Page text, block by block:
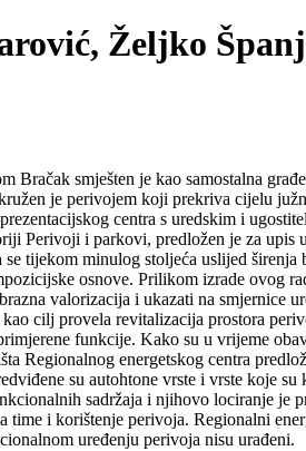
Željko
Bračak smješten je kao samostalna
je perivojem koji prekriva cijelu
centra s uredskim i
Perivoji i parkovi, predložen je za
se tijekom minulog stoljeća uslijed
osnove. Prilikom izrade ovog
valorizacija i ukazati na smjernice
cilj provela revitalizacija prostora
funkcije. Kako su u vrijeme
Regionalnog energetskog centra
su autohtone vrste i vrste koje
sadržaja i njihovo lociranje je
time i korištenje perivoja. Regionalni
uređenju perivoja nisu urađeni.